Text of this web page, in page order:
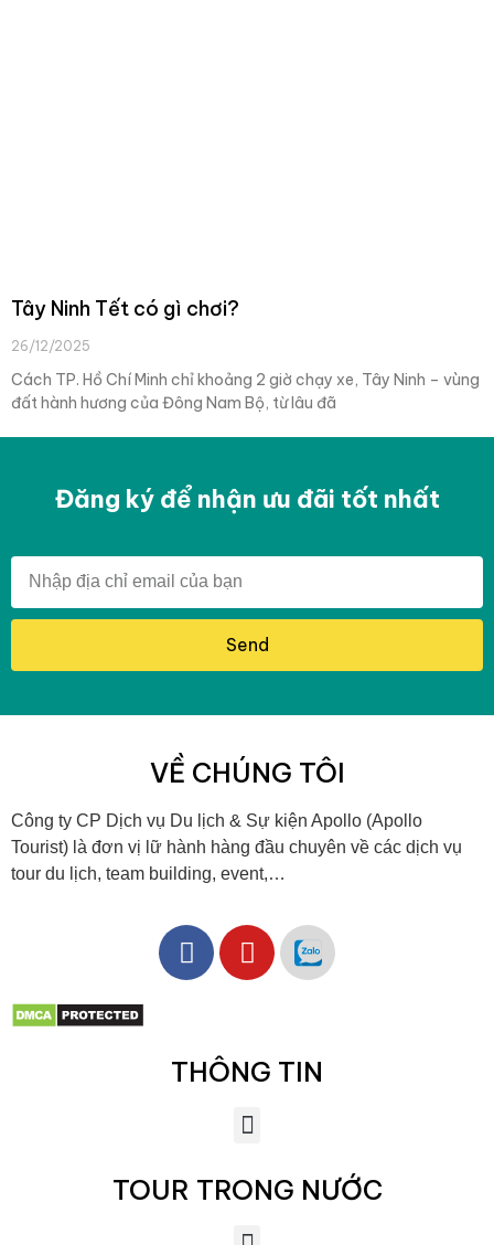
Tây Ninh Tết có gì chơi?
26/12/2025
Cách TP. Hồ Chí Minh chỉ khoảng 2 giờ chạy xe, Tây Ninh – vùng
đất hành hương của Đông Nam Bộ, từ lâu đã
Đăng ký để nhận ưu đãi tốt nhất
Send
VỀ CHÚNG TÔI
Công ty CP Dịch vụ Du lịch & Sự kiện Apollo (Apollo
Tourist) là đơn vị lữ hành hàng đầu chuyên về các dịch vụ
tour du lịch, team building, event,…
THÔNG TIN
TOUR TRONG NƯỚC